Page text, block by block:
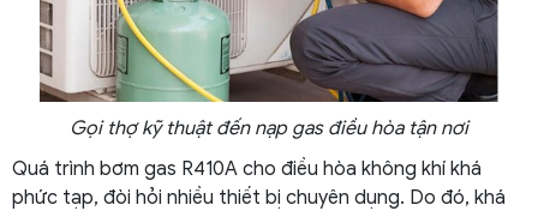
Gọi thợ kỹ thuật đến nạp gas điều hòa tận nơi
Quá trình bơm gas R410A cho điều hòa không khí khá
phức tạp, đòi hỏi nhiều thiết bị chuyên dụng. Do đó, khá